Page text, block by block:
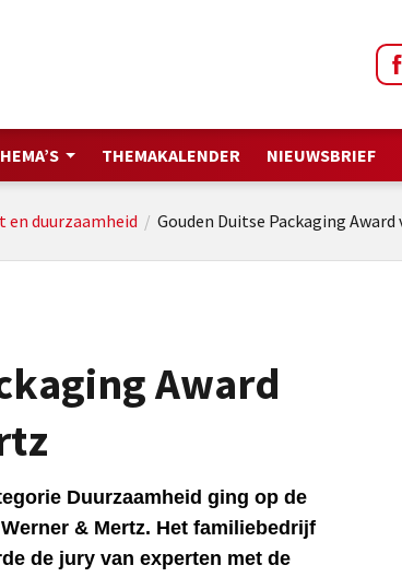
THEMAKALENDER NIEUWSBRIEF
duurzaamheid / Gouden Duitse Packaging
Award
Duurzaamheid ging op de
& Mertz. Het familiebedrijf
de jury van experten met de